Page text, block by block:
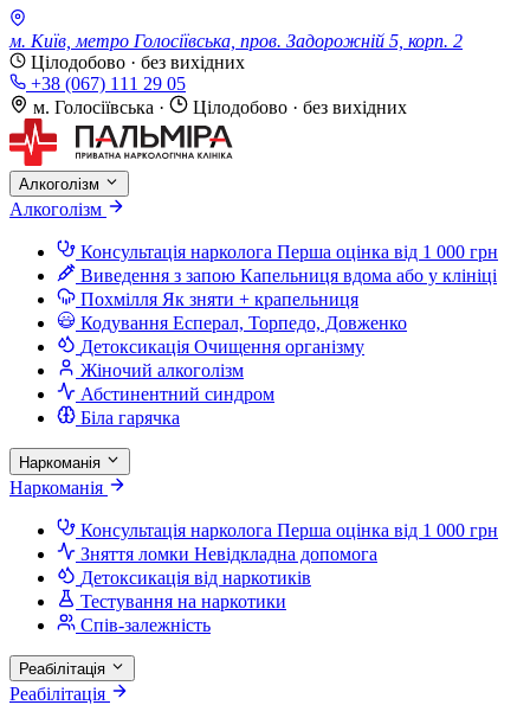
м. Київ, метро Голосіївська, пров. Задорожній 5, корп. 2
Цілодобово · без вихідних
+38 (067) 111 29 05
м. Голосіївська · Цілодобово · без вихідних
Алкоголізм
Алкоголізм
Консультація нарколога Перша оцінка від 1 000 грн
Виведення з запою Капельниця вдома або у клініці
Похмілля Як зняти + крапельниця
Кодування Есперал, Торпедо, Довженко
Детоксикація Очищення організму
Жіночий алкоголізм
Абстинентний синдром
Біла гарячка
Наркоманія
Наркоманія
Консультація нарколога Перша оцінка від 1 000 грн
Зняття ломки Невідкладна допомога
Детоксикація від наркотиків
Тестування на наркотики
Спів-залежність
Реабілітація
Реабілітація